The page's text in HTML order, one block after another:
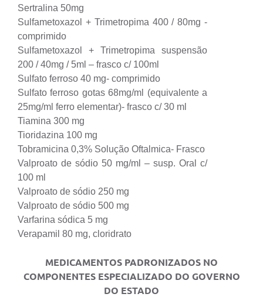
Sertralina 50mg
Sulfametoxazol + Trimetropima 400 / 80mg -
comprimido
Sulfametoxazol + Trimetropima suspensão
200 / 40mg / 5ml – frasco c/ 100ml
Sulfato ferroso 40 mg- comprimido
Sulfato ferroso gotas 68mg/ml (equivalente a
25mg/ml ferro elementar)- frasco c/ 30 ml
Tiamina 300 mg
Tioridazina 100 mg
Tobramicina 0,3% Solução Oftalmica- Frasco
Valproato de sódio 50 mg/ml – susp. Oral c/
100 ml
Valproato de sódio 250 mg
Valproato de sódio 500 mg
Varfarina sódica 5 mg
Verapamil 80 mg, cloridrato
MEDICAMENTOS PADRONIZADOS NO
COMPONENTES ESPECIALIZADO DO GOVERNO
DO ESTADO